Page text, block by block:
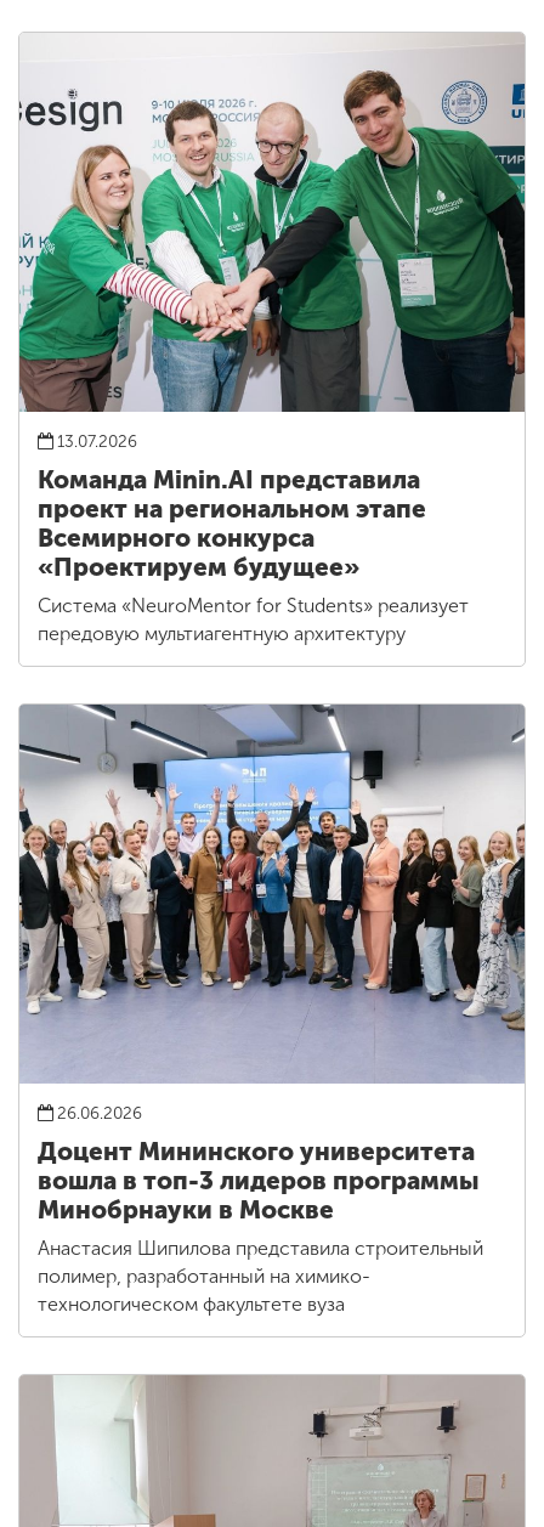
13.07.2026
Команда Minin.AI представила
проект на региональном этапе
Всемирного конкурса
«Проектируем будущее»
Система «NeuroMentor for Students» реализует
передовую мультиагентную архитектуру
26.06.2026
Доцент Мининского университета
вошла в топ-3 лидеров программы
Минобрнауки в Москве
Анастасия Шипилова представила строительный
полимер, разработанный на химико-
технологическом факультете вуза